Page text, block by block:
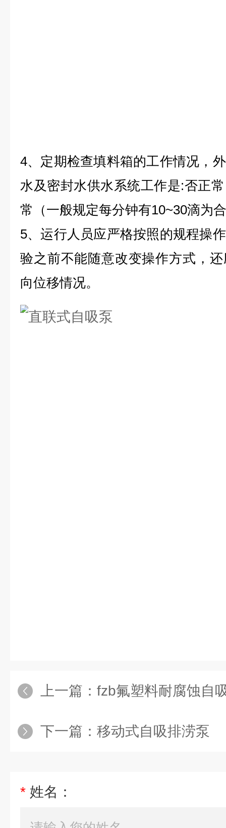
4、定期检查填料箱的工作情况，
水及密封水供水系统工作是:否正
常（一般规定每分钟有10~30滴
5、运行人员应严格按照的规程操
验之前不能随意改变操作方式，
向位移情况。
上一篇： fzb氟塑料耐腐蚀自
下一篇： 移动式自吸排涝泵
* 姓名：